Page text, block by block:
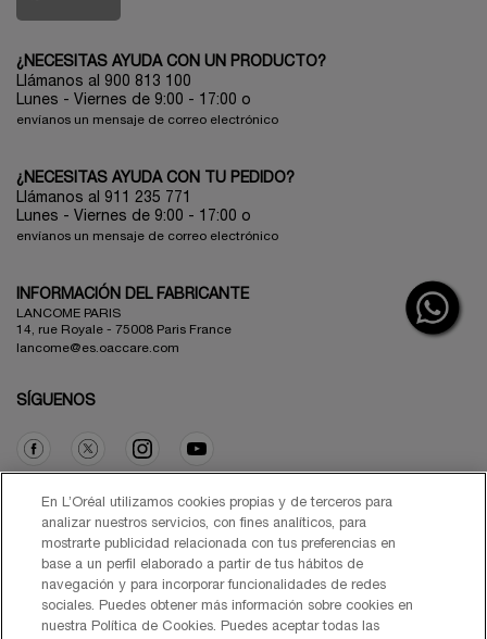
¿NECESITAS AYUDA CON UN PRODUCTO?
Llámanos al 900 813 100
Lunes - Viernes de 9:00 - 17:00 o
envíanos un mensaje de correo electrónico
¿NECESITAS AYUDA CON TU PEDIDO?
Llámanos al 911 235 771
Lunes - Viernes de 9:00 - 17:00 o
envíanos un mensaje de correo electrónico
INFORMACIÓN DEL FABRICANTE
LANCOME PARIS
14, rue Royale - 75008 Paris France
lancome@es.oaccare.com
SÍGUENOS
Opción de compra
€ - ES (ES)
En L’Oréal utilizamos cookies propias y de terceros para
analizar nuestros servicios, con fines analíticos, para
mostrarte publicidad relacionada con tus preferencias en
base a un perfil elaborado a partir de tus hábitos de
navegación y para incorporar funcionalidades de redes
sociales. Puedes obtener más información sobre cookies en
nuestra Política de Cookies. Puedes aceptar todas las